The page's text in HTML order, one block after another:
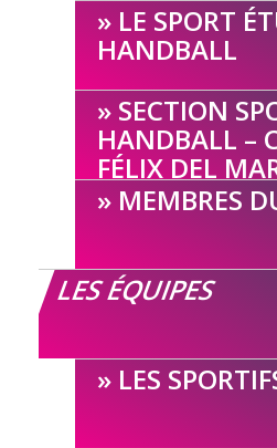
LE SPORT
HANDBALL
SECTION
HANDBALL –
FÉLIX DEL
MEMBRES
LES ÉQUIPES
LES